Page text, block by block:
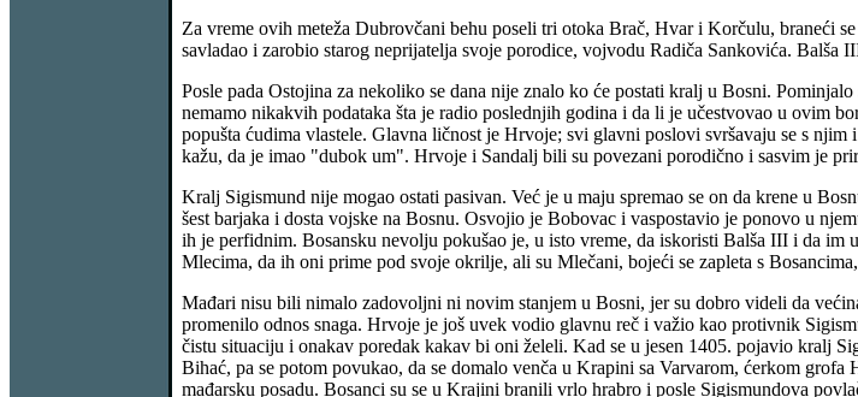
Za vreme ovih meteža Dubrovčani behu poseli tri otoka Brač, Hvar i Korčulu, braneći
savladao i zarobio starog neprijatelja svoje porodice, vojvodu Radiča Sankovića.
Posle pada Ostojina za nekoliko se dana nije znalo ko će postati kralj u Bosni.
nemamo nikakvih podataka šta je radio poslednjih godina i da li je učestvovao u ovim
popušta ćudima vlastele. Glavna ličnost je Hrvoje; svi glavni poslovi svršavaju se s
kažu, da je imao "dubok um". Hrvoje i Sandalj bili su povezani porodično i sasvim je
Kralj Sigismund nije mogao ostati pasivan. Već je u maju spremao se on da krene u
šest barjaka i dosta vojske na Bosnu. Osvojio je Bobovac i vaspostavio je ponovo u
ih je perfidnim. Bosansku nevolju pokušao je, u isto vreme, da iskoristi Balša III i da
Mlecima, da ih oni prime pod svoje okrilje, ali su Mlečani, bojeći se zapleta s
Mađari nisu bili nimalo zadovoljni ni novim stanjem u Bosni, jer su dobro videli da
promenilo odnos snaga. Hrvoje je još uvek vodio glavnu reč i važio kao protivnik
čistu situaciju i onakav poredak kakav bi oni želeli. Kad se u jesen 1405. pojavio kralj
Bihać, pa se potom povukao, da se domalo venča u Krapini sa Varvarom, ćerkom
mađarsku posadu. Bosanci su se u Krajini branili vrlo hrabro i posle Sigismundova